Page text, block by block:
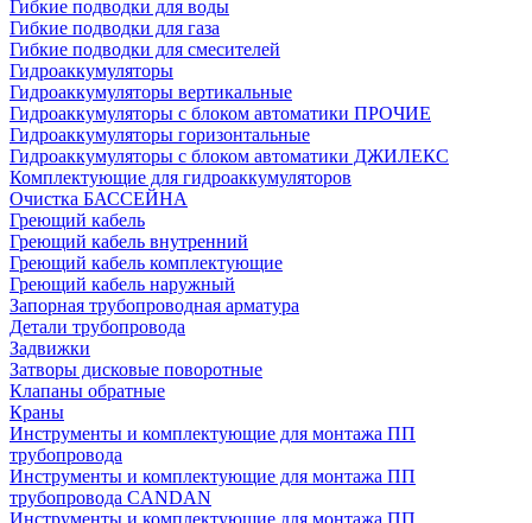
Гибкие подводки для воды
Гибкие подводки для газа
Гибкие подводки для смесителей
Гидроаккумуляторы
Гидроаккумуляторы вертикальные
Гидроаккумуляторы с блоком автоматики ПРОЧИЕ
Гидроаккумуляторы горизонтальные
Гидроаккумуляторы с блоком автоматики ДЖИЛЕКС
Комплектующие для гидроаккумуляторов
Очистка БАССЕЙНА
Греющий кабель
Греющий кабель внутренний
Греющий кабель комплектующие
Греющий кабель наружный
Запорная трубопроводная арматура
Детали трубопровода
Задвижки
Затворы дисковые поворотные
Клапаны обратные
Краны
Инструменты и комплектующие для монтажа ПП
трубопровода
Инструменты и комплектующие для монтажа ПП
трубопровода CANDAN
Инструменты и комплектующие для монтажа ПП